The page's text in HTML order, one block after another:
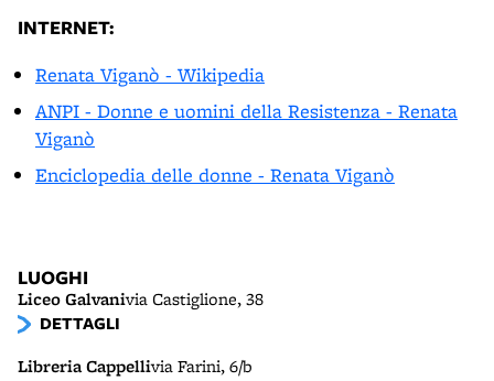
INTERNET:
Renata Viganò - Wikipedia
ANPI - Donne e uomini della Resistenza - Renata
Viganò
Enciclopedia delle donne - Renata Viganò
LUOGHI
Liceo Galvanivia Castiglione, 38
DETTAGLI
Libreria Cappellivia Farini, 6/b